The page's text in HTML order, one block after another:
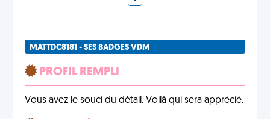
MATTDC8181 - SES BADGES VDM
PROFIL REMPLI
Vous avez le souci du détail. Voilà qui sera apprécié.